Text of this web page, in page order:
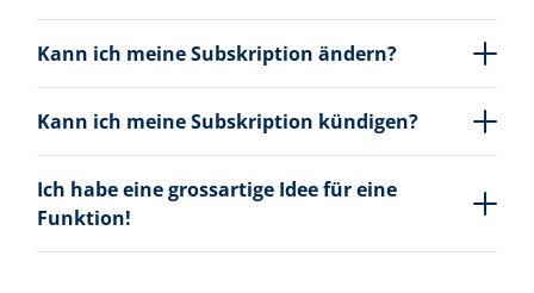
Kann ich meine Subskription ändern?
Kann ich meine Subskription kündigen?
Ich habe eine grossartige Idee für eine
Funktion!